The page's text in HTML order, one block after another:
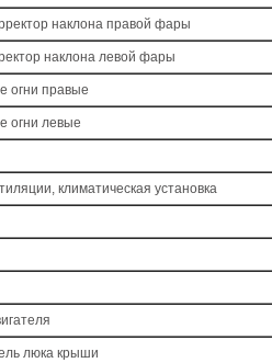
наклона правой фары
наклона левой фары
огни правые
огни левые
климатическая установка
люка крыши